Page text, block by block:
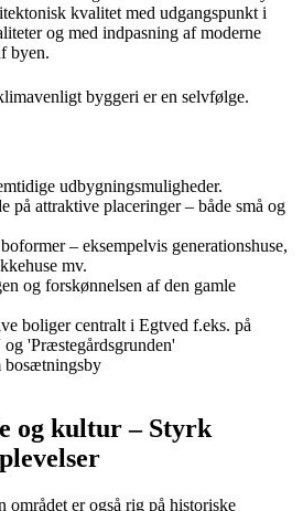
kvalitet med udgangspunkt i
og med indpasning af moderne
byen.
byggeri er en selvfølge.
udbygningsmuligheder.
på attraktive placeringer – både små og
– eksempelvis generationshuse,
mv.
og forskønnelsen af den gamle
boliger centralt i Egtved f.eks. på
'Præstegårdsgrunden'
bosætningsby
og kultur – Styrk
området er også rig på historiske